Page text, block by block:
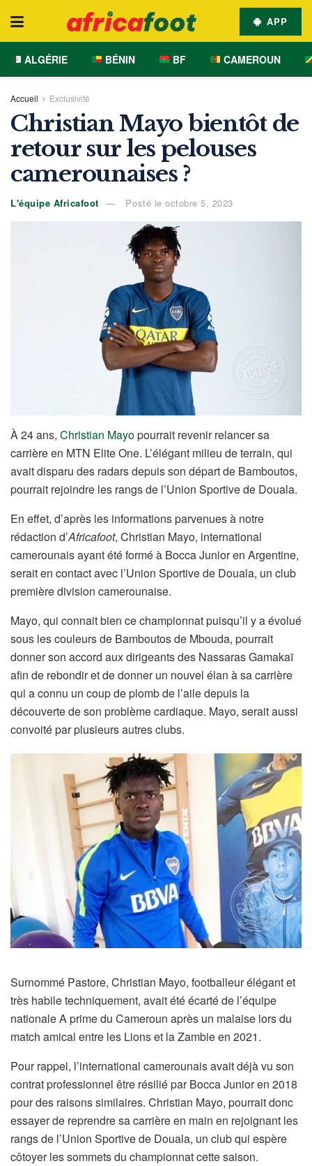
APP
ALGÉRIE BÉNIN BF CAMEROUN
Accueil Exclusivité
Christian Mayo bientôt de
retour sur les pelouses
camerounaises ?
L'équipe Africafoot Posté le octobre 5, 2023
À 24 ans, Christian Mayopourrait revenir relancer sa
carrière en MTN Elite One. L’élégant milieu de terrain, qui
avait disparu des radars depuis son départ de Bamboutos,
pourrait rejoindre les rangs de l’Union Sportive de Douala.
En effet, d’après les informations parvenues à notre
rédaction d’Africafoot, Christian Mayo, international
camerounais ayant été formé à Bocca Junior en Argentine,
serait en contact avec l’Union Sportive de Douala, un club
première division camerounaise.
Mayo, qui connait bien ce championnat puisqu’il y a évolué
sous les couleurs de Bamboutos de Mbouda, pourrait
donner son accord aux dirigeants des Nassaras Gamakaï
afin de rebondir et de donner un nouvel élan à sa carrière
qui a connu un coup de plomb de l’aile depuis la
découverte de son problème cardiaque. Mayo, serait aussi
convoité par plusieurs autres clubs.
Surnommé Pastore, Christian Mayo, footballeur élégant et
très habile techniquement, avait été écarté de l’équipe
nationale A prime du Cameroun après un malaise lors du
match amical entre les Lions et la Zambie en 2021.
Pour rappel, l’international camerounais avait déjà vu son
contrat professionnel être résilié par Bocca Junior en 2018
pour des raisons similaires. Christian Mayo, pourrait donc
essayer de reprendre sa carrière en main en rejoignant les
rangs de l’Union Sportive de Douala, un club qui espère
côtoyer les sommets du championnat cette saison.